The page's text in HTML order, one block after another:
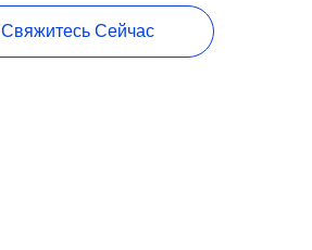
Свяжитесь Сейчас